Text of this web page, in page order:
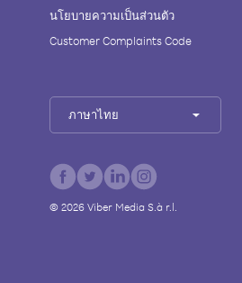
นโยบายความเป็นส่วนตัว
Customer Complaints Code
ภาษาไทย
© 2026Viber Media S.à r.l.